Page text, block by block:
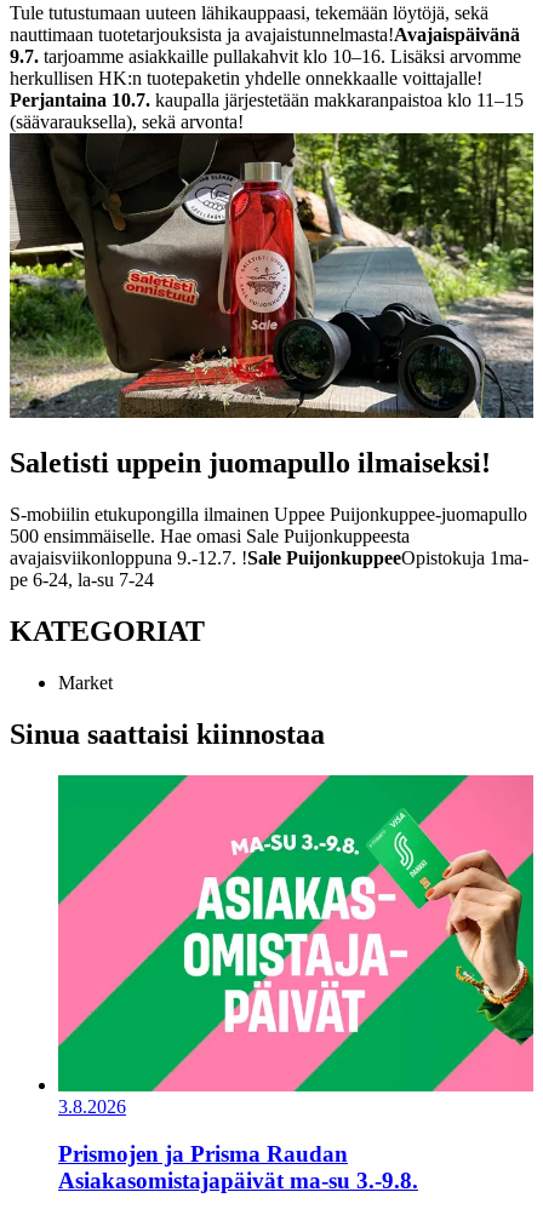
Tule tutustumaan uuteen lähikauppaasi, tekemään löytöjä, sekä
nauttimaan tuotetarjouksista ja avajaistunnelmasta!Avajaispäivänä
9.7. tarjoamme asiakkaille pullakahvit klo 10–16. Lisäksi arvomme
herkullisen HK:n tuotepaketin yhdelle onnekkaalle voittajalle!
Perjantaina 10.7. kaupalla järjestetään makkaranpaistoa klo 11–15
(säävarauksella), sekä arvonta!
Saletisti uppein juomapullo ilmaiseksi!
S-mobiilin etukupongilla ilmainen Uppee Puijonkuppee-juomapullo
500 ensimmäiselle. Hae omasi Sale Puijonkuppeesta
avajaisviikonloppuna 9.-12.7. !Sale PuijonkuppeeOpistokuja 1ma-
pe 6-24, la-su 7-24
KATEGORIAT
Market
Sinua saattaisi kiinnostaa
3.8.2026
Prismojen ja Prisma Raudan
Asiakasomistajapäivät ma-su 3.-9.8.